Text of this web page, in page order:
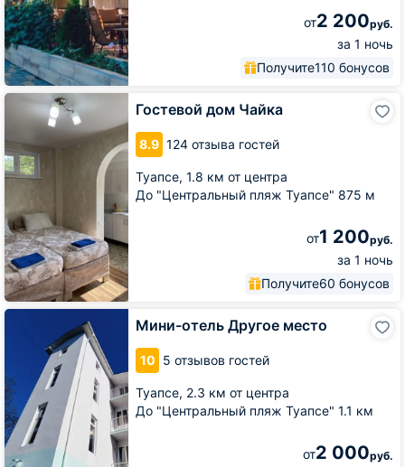
от2 200руб.
за 1 ночь
Получите110 бонусов
Гостевой дом Чайка
8.9 124 отзыва гостей
Туапсе, 1.8 км от центра
До "Центральный пляж Туапсе" 875 м
от1 200руб.
за 1 ночь
Получите60 бонусов
Гостевой
Мини-отель Другое место
10 5 отзывов гостей
Туапсе, 2.3 км от центра
До "Центральный пляж Туапсе" 1.1 км
от2 000руб.
Мини-